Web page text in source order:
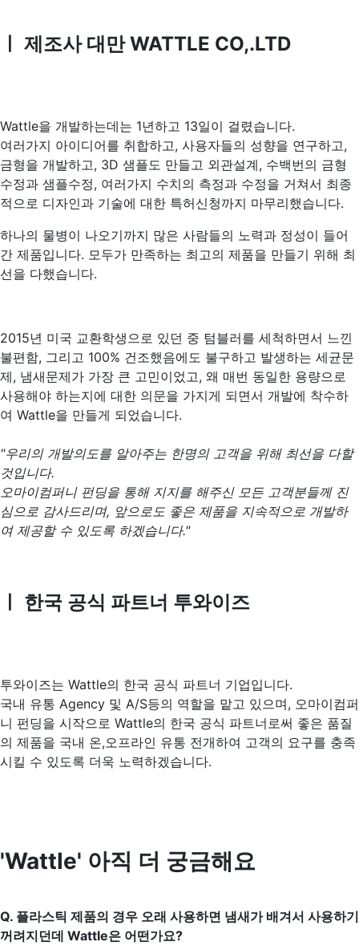
ㅣ 제조사 대만 WATTLE CO,.LTD
Wattle을 개발하는데는 1년하고 13일이 걸렸습니다.
여러가지 아이디어를 취합하고, 사용자들의 성향을 연구하고,
금형을 개발하고, 3D 샘플도 만들고 외관설계, 수백번의 금형
수정과 샘플수정, 여러가지 수치의 측정과 수정을 거쳐서 최종
적으로 디자인과 기술에 대한 특허신청까지 마무리했습니다.
하나의 물병이 나오기까지 많은 사람들의 노력과 정성이 들어
간 제품입니다. 모두가 만족하는 최고의 제품을 만들기 위해 최
선을 다했습니다.
2015년 미국 교환학생으로 있던 중 텀블러를 세척하면서 느낀
불편함, 그리고 100% 건조했음에도 불구하고 발생하는 세균문
제, 냄새문제가 가장 큰 고민이었고, 왜 매번 동일한 용량으로
사용해야 하는지에 대한 의문을 가지게 되면서 개발에 착수하
여 Wattle을 만들게 되었습니다.
"우리의 개발의도를 알아주는 한명의 고객을 위해 최선을 다할
것입니다.
오마이컴퍼니 펀딩을 통해 지지를 해주신 모든 고객분들께 진
심으로 감사드리며, 앞으로도 좋은 제품을 지속적으로 개발하
여 제공할 수 있도록 하겠습니다."
ㅣ 한국 공식 파트너 투와이즈
투와이즈는 Wattle의 한국 공식 파트너 기업입니다.
국내 유통 Agency 및 A/S등의 역할을 맡고 있으며, 오마이컴퍼
니 펀딩을 시작으로 Wattle의 한국 공식 파트너로써 좋은 품질
의 제품을 국내 온,오프라인 유통 전개하여 고객의 요구를 충족
시킬 수 있도록 더욱 노력하겠습니다.
'Wattle' 아직 더 궁금해요
Q. 플라스틱 제품의 경우 오래 사용하면 냄새가 배겨서 사용하기
꺼려지던데 Wattle은 어떤가요?